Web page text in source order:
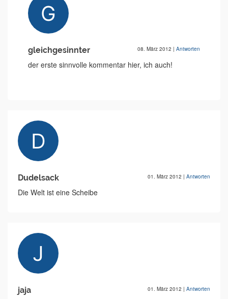
gleichgesinnter 08. März 2012 | Antworten
der erste sinnvolle kommentar hier, ich auch!
Dudelsack 01. März 2012 | Antworten
Die Welt ist eine Scheibe
jaja 01. März 2012 | Antworten